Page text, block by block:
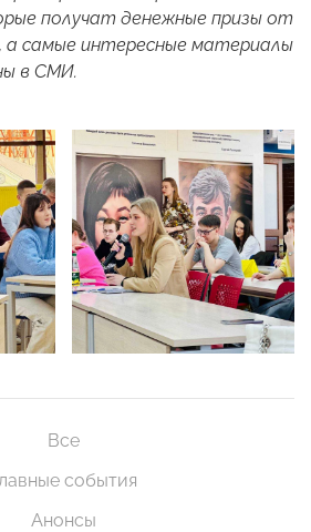
получат денежные призы от
а самые интересные материалы
в СМИ.
Все
события
Анонсы